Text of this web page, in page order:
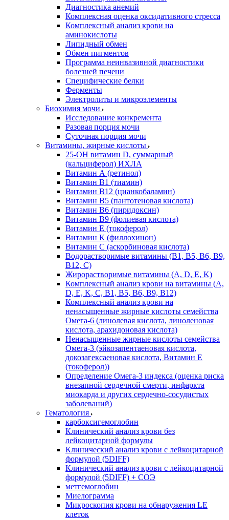
Диагностика анемий
Комплексная оценка оксидативного стресса
Комплексный анализ крови на
аминокислоты
Липидный обмен
Обмен пигментов
Программа неинвазивной диагностики
болезней печени
Специфические белки
Ферменты
Электролиты и микроэлементы
Биохимия мочи
Исследование конкремента
Разовая порция мочи
Суточная порция мочи
Витамины, жирные кислоты
25-OH витамин D, суммарный
(кальциферол) ИХЛА
Витамин А (ретинол)
Витамин В1 (тиамин)
Витамин В12 (цианкобаламин)
Витамин В5 (пантотеновая кислота)
Витамин В6 (пиридоксин)
Витамин В9 (фолиевая кислота)
Витамин Е (токоферол)
Витамин К (филлохинон)
Витамин С (аскорбиновая кислота)
Водорастворимые витамины (B1, B5, B6, В9,
В12, С)
Жирорастворимые витамины (A, D, E, K)
Комплексный анализ крови на витамины (A,
D, E, K, C, B1, B5, B6, В9, B12)
Комплексный анализ крови на
ненасыщенные жирные кислоты семейства
Омега-6 (линолевая кислота, линоленовая
кислота, арахидоновая кислота)
Ненасыщенные жирные кислоты семейства
Омега-3 (эйкозапентаеновая кислота,
докозагексаеновая кислота, Витамин E
(токоферол))
Определение Омега-3 индекса (оценка риска
внезапной сердечной смерти, инфаркта
миокарда и других сердечно-сосудистых
заболеваний)
Гематология
карбоксигемоглобин
Клинический анализ крови без
лейкоцитарной формулы
Клинический анализ крови с лейкоцитарной
формулой (5DIFF)
Клинический анализ крови с лейкоцитарной
формулой (5DIFF) + СОЭ
метгемоглобин
Миелограмма
Микроскопия крови на обнаружения LE
клеток